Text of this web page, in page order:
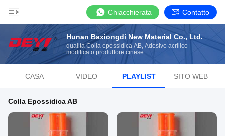
Chiacchierata Contatto
Hunan Baxiongdi New Material Co., Ltd.
qualità Colla epossidica AB, Adesivo acrilico
modificato produttore cinese
CASA VIDEO PLAYLIST SITO WEB
Colla Epossidica AB